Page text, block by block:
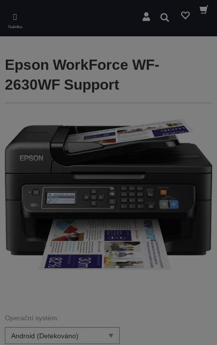
main
content
Nabídka
Hledat
Epson WorkForce WF-
2630WF Support
Operační systém: